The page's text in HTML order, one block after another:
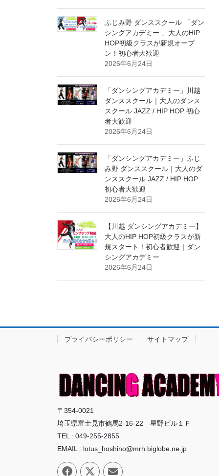
ふじみ野 ダンススクール 「ダン
シングアカデミー 」大人のHIP
HOP初級クラスが新規オープ
ン！初心者大歓迎
2026年6月24日
「ダンシングアカデミー」川越
ダンススクール｜大人のダンス
スクール JAZZ / HIP HOP 初心
者大歓迎
2026年6月24日
「ダンシングアカデミー」ふじ
み野 ダンススクール｜大人のダ
ンススクール JAZZ / HIP HOP
初心者大歓迎
2026年6月24日
【川越 ダンシングアカデミー】
大人のHIP HOP初級クラスが新
規スタート！初心者歓迎｜ダン
シングアカデミー
2026年6月24日
プライバシーポリシー サイトマップ
〒354-0021
埼玉県富士見市鶴馬2-16-22 星野ビル１Ｆ
TEL : 049-255-2855
EMAIL : lotus_hoshino@mrh.biglobe.ne.jp